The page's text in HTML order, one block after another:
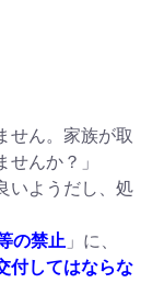
せん。家族が取
せんか？」
いようだし、処
の禁止 」に、
付してはならな